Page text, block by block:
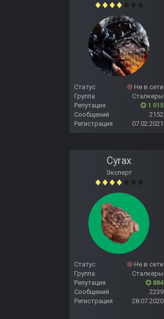
Статус
Не в сети
Группа
Сталкеры
Репутация
1 015
Сообщений
2152
Регистрация
07.02.2021
Cyrax
Эксперт
Статус
Не в сети
Группа
Сталкеры
Репутация
884
Сообщений
2239
Регистрация
28.07.2020